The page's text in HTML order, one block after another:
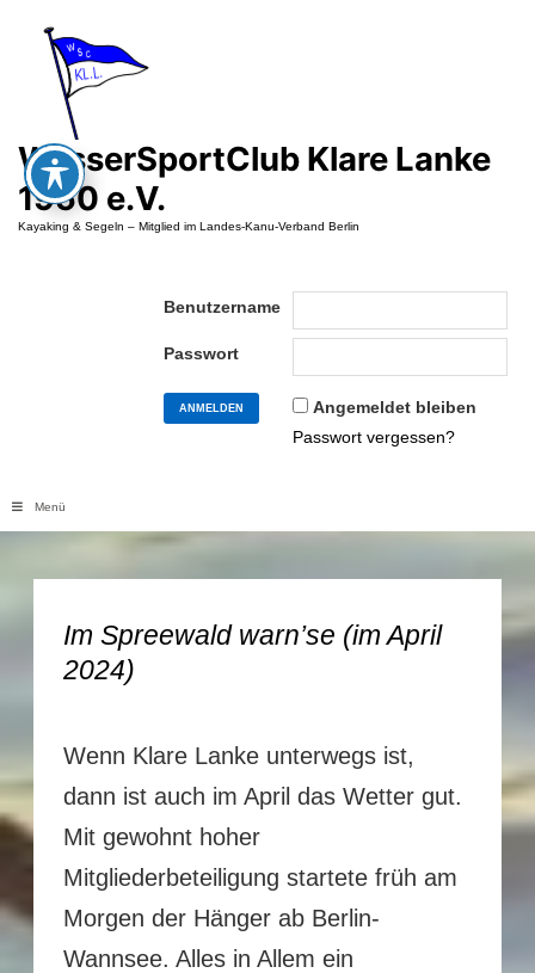
springen
WasserSportClub Klare Lanke
1950 e.V.
Kayaking & Segeln – Mitglied im Landes-Kanu-Verband Berlin
Benutzername
Passwort
Angemeldet bleiben
Passwort vergessen?
Menü
Im Spreewald warn’se (im April
2024)
Wenn Klare Lanke unterwegs ist,
dann ist auch im April das Wetter gut.
Mit gewohnt hoher
Mitgliederbeteiligung startete früh am
Morgen der Hänger ab Berlin-
Wannsee. Alles in Allem ein